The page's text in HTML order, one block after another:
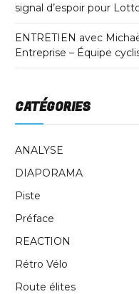
signal d’espoir pour
ENTRETIEN avec
Entreprise – Équipe
CATÉGORIES
ANALYSE
DIAPORAMA
Piste
Préface
REACTION
Rétro Vélo
Route élites